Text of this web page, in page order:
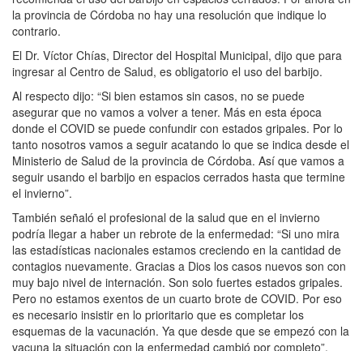
la provincia de Córdoba no hay una resolución que indique lo
contrario.
El Dr. Víctor Chías, Director del Hospital Municipal, dijo que para
ingresar al Centro de Salud, es obligatorio el uso del barbijo.
Al respecto dijo: “Si bien estamos sin casos, no se puede
asegurar que no vamos a volver a tener. Más en esta época
donde el COVID se puede confundir con estados gripales. Por lo
tanto nosotros vamos a seguir acatando lo que se indica desde el
Ministerio de Salud de la provincia de Córdoba. Así que vamos a
seguir usando el barbijo en espacios cerrados hasta que termine
el invierno”.
También señaló el profesional de la salud que en el invierno
podría llegar a haber un rebrote de la enfermedad: “Si uno mira
las estadísticas nacionales estamos creciendo en la cantidad de
contagios nuevamente. Gracias a Dios los casos nuevos son con
muy bajo nivel de internación. Son solo fuertes estados gripales.
Pero no estamos exentos de un cuarto brote de COVID. Por eso
es necesario insistir en lo prioritario que es completar los
esquemas de la vacunación. Ya que desde que se empezó con la
vacuna la situación con la enfermedad cambió por completo”.